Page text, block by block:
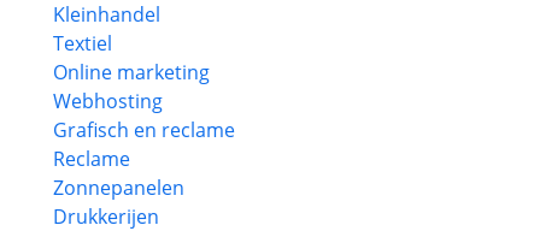
Kleinhandel
Textiel
Online marketing
Webhosting
Grafisch en reclame
Reclame
Zonnepanelen
Drukkerijen